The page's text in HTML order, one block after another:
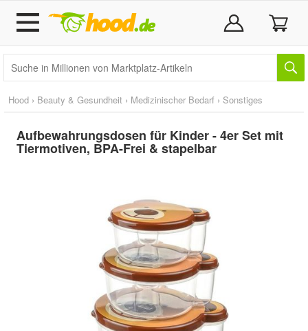
Hood › Beauty & Gesundheit › Medizinischer Bedarf › Sonstiges
Aufbewahrungsdosen für Kinder - 4er Set mit
Tiermotiven, BPA-Frei & stapelbar